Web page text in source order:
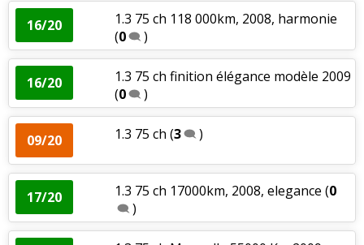
16/20
1.3 75 ch 118 000km, 2008, harmonie
(0 )
16/20
1.3 75 ch finition élégance modèle 2009
(0 )
09/20 1.3 75 ch (3 )
17/20 1.3 75 ch 17000km, 2008, elegance (0
)